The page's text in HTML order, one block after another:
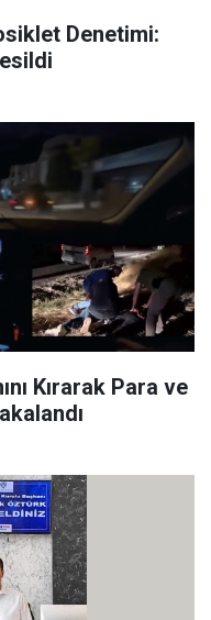
Denetimi:
Kırarak Para ve